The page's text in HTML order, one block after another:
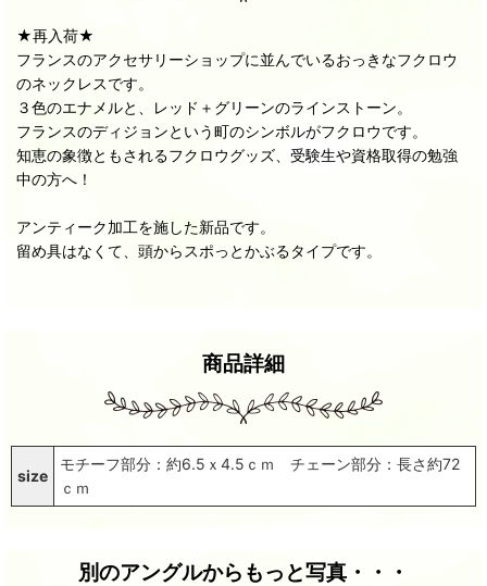
★再入荷★
フランスのアクセサリーショップに並んでいるおっきなフクロウ
のネックレスです。
３色のエナメルと、レッド＋グリーンのラインストーン。
フランスのディジョンという町のシンボルがフクロウです。
知恵の象徴ともされるフクロウグッズ、受験生や資格取得の勉強
中の方へ！
アンティーク加工を施した新品です。
留め具はなくて、頭からスポっとかぶるタイプです。
商品詳細
size
モチーフ部分：約6.5ｘ4.5ｃｍ チェーン部分：長さ約72
ｃｍ
別のアングルからもっと写真・・・